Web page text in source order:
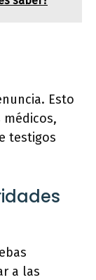
Esto
testigos
a las